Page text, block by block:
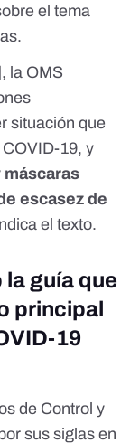
el tema
la OMS
situación que
19, y
máscaras
escasez de
el texto.
la guía que
principal
19
de Control y
sus siglas en